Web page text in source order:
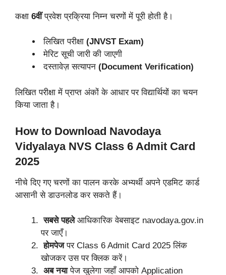
कक्षा 6वींप्रवेश प्रक्रिया निम्न चरणों में पूरी होती है।
लिखित परीक्षा (JNVST Exam)
मेरिट सूची जारी की जाएगी
दस्तावेज़ सत्यापन (Document Verification)
लिखित परीक्षा में प्राप्त अंकों के आधार पर विद्यार्थियों का चयन
किया जाता है।
How to Download Navodaya
Vidyalaya NVS Class 6 Admit Card
2025
नीचे दिए गए चरणों का पालन करके अभ्यर्थी अपने एडमिट कार्ड
आसानी से डाउनलोड कर सकते हैं।
सबसे पहलेआधिकारिक वेबसाइट navodaya.gov.in
पर जाएँ।
होमपेजपर Class 6 Admit Card 2025 लिंक
खोजकर उस पर क्लिक करें।
अब नयापेज खुलेगा जहाँ आपको Application